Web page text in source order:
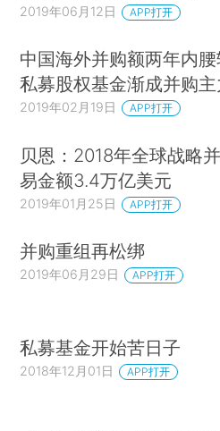
2019年06月12日 APP打开
中国海外并购额两年内
私募股权基金渐成并购主
2019年02月19日 APP打开
贝恩：2018年全球战略
易金额3.4万亿美元
2019年01月25日 APP打开
并购重组再松绑
2019年06月29日 APP打开
私募基金开始苦日子
2018年12月01日 APP打开